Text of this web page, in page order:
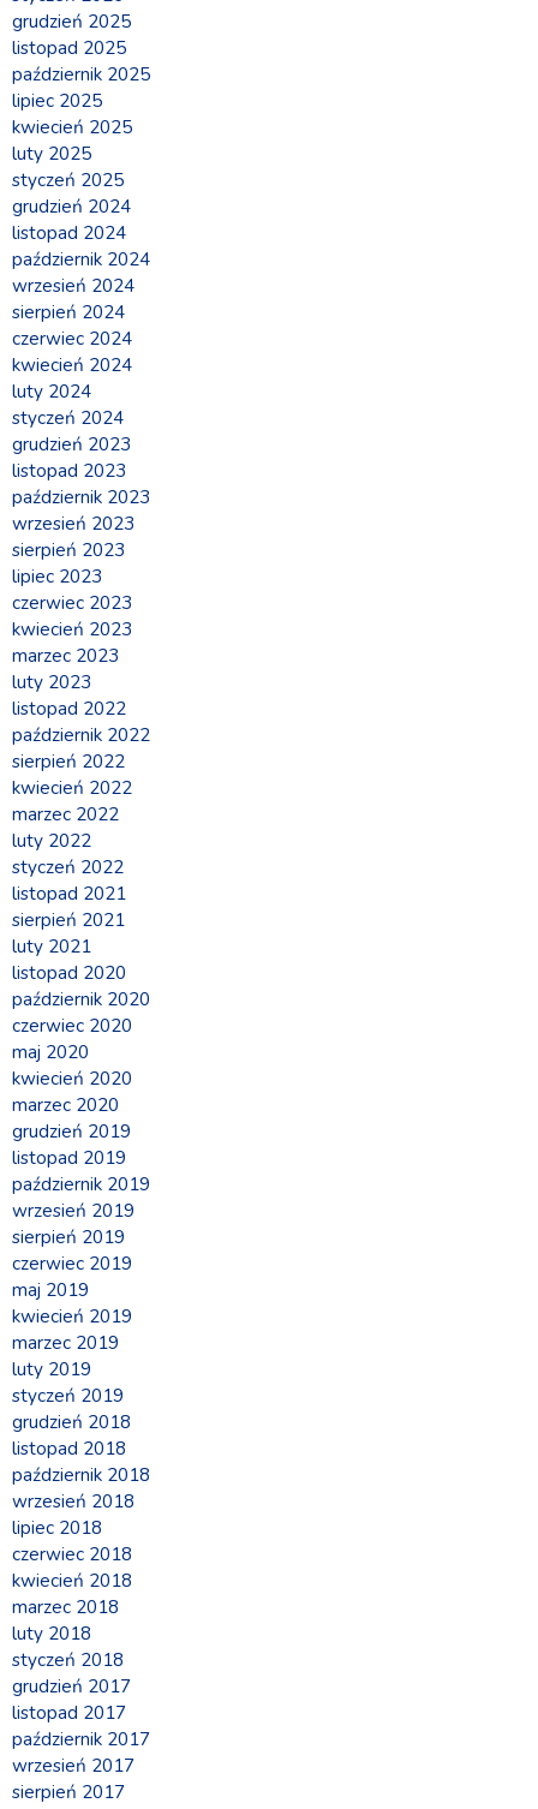
grudzień 2025
listopad 2025
październik 2025
lipiec 2025
kwiecień 2025
luty 2025
styczeń 2025
grudzień 2024
listopad 2024
październik 2024
wrzesień 2024
sierpień 2024
czerwiec 2024
kwiecień 2024
luty 2024
styczeń 2024
grudzień 2023
listopad 2023
październik 2023
wrzesień 2023
sierpień 2023
lipiec 2023
czerwiec 2023
kwiecień 2023
marzec 2023
luty 2023
listopad 2022
październik 2022
sierpień 2022
kwiecień 2022
marzec 2022
luty 2022
styczeń 2022
listopad 2021
sierpień 2021
luty 2021
listopad 2020
październik 2020
czerwiec 2020
maj 2020
kwiecień 2020
marzec 2020
grudzień 2019
listopad 2019
październik 2019
wrzesień 2019
sierpień 2019
czerwiec 2019
maj 2019
kwiecień 2019
marzec 2019
luty 2019
styczeń 2019
grudzień 2018
listopad 2018
październik 2018
wrzesień 2018
lipiec 2018
czerwiec 2018
kwiecień 2018
marzec 2018
luty 2018
styczeń 2018
grudzień 2017
listopad 2017
październik 2017
wrzesień 2017
sierpień 2017